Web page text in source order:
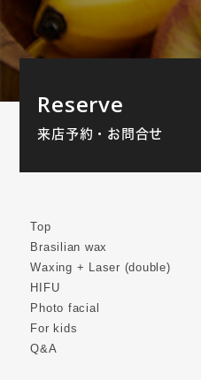
Reserve
来店予約・お問合せ
Top
Brasilian wax
Waxing + Laser (double)
HIFU
Photo facial
For kids
Q&A